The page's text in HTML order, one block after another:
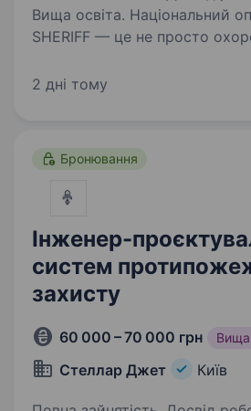
Вища освіта. Національний оператор охорони
SHERIFF — це не просто
місією: ми працюємо, щоб
2 дні тому
Бронювання
Інженер-
систем
захисту
60 000 – 70 000 грн
Стеллар Джет Київ